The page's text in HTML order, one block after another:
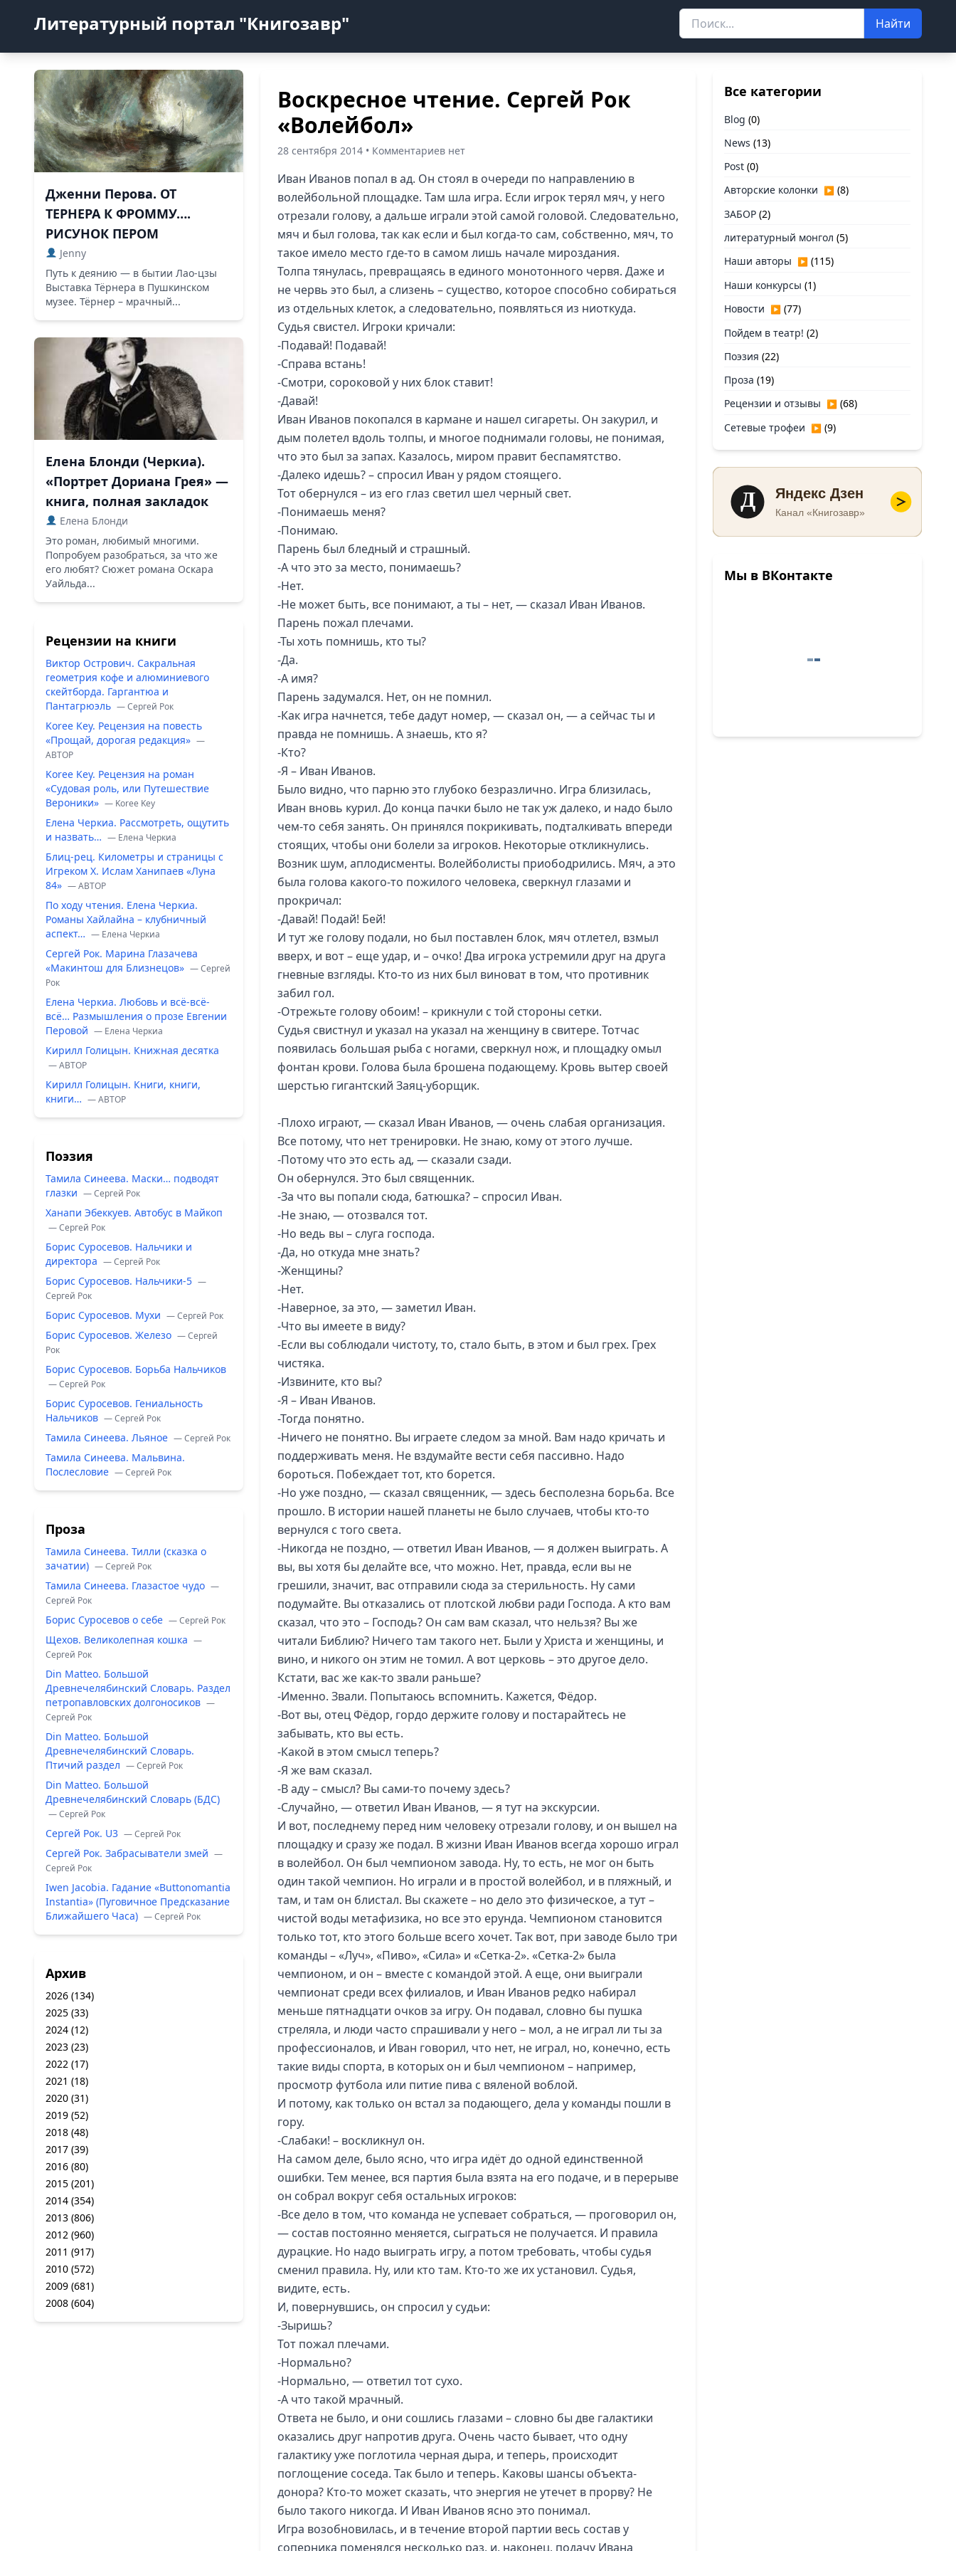
Литературный портал "Книгозавр" Найти
Дженни Перова. ОТ
ТЕРНЕРА К ФРОММУ….
РИСУНОК ПЕРОМ
Jenny
Путь к деянию — в бытии Лао-цзы
Выставка Тёрнера в Пушкинском
музее. Тёрнер – мрачный...
Елена Блонди (Черкиа).
«Портрет Дориана Грея» —
книга, полная закладок
Елена Блонди
Это роман, любимый многими.
Попробуем разобраться, за что же
его любят? Сюжет романа Оскара
Уайльда...
Рецензии на книги
Виктор Острович. Сакральная
геометрия кофе и алюминиевого
скейтборда. Гаргантюа и
Пантагрюэль — Сергей Рок
Koree Key. Рецензия на повесть
«Прощай, дорогая редакция» —
ABTOP
Koree Key. Рецензия на роман
«Судовая роль, или Путешествие
Вероники» — Koree Key
Елена Черкиа. Рассмотреть, ощутить
и назвать… — Елена Черкиа
Блиц-рец. Километры и страницы с
Игреком Х. Ислам Ханипаев «Луна
84» — ABTOP
По ходу чтения. Елена Черкиа.
Романы Хайлайна – клубничный
аспект… — Елена Черкиа
Сергей Рок. Марина Глазачева
«Макинтош для Близнецов» — Сергей
Рок
Елена Черкиа. Любовь и всё-всё-
всё… Размышления о прозе Евгении
Перовой — Елена Черкиа
Кирилл Голицын. Книжная десятка
— ABTOP
Кирилл Голицын. Книги, книги,
книги… — ABTOP
Поэзия
Тамила Синеева. Маски… подводят
глазки — Сергей Рок
Ханапи Эбеккуев. Автобус в Майкоп
— Сергей Рок
Борис Суросевов. Нальчики и
директора — Сергей Рок
Борис Суросевов. Нальчики-5 —
Сергей Рок
Борис Суросевов. Мухи — Сергей Рок
Борис Суросевов. Железо — Сергей
Рок
Борис Суросевов. Борьба Нальчиков
— Сергей Рок
Борис Суросевов. Гениальность
Нальчиков — Сергей Рок
Тамила Синеева. Льяное — Сергей Рок
Тамила Синеева. Мальвина.
Послесловие — Сергей Рок
Проза
Тамила Синеева. Тилли (сказка о
зачатии) — Сергей Рок
Тамила Синеева. Глазастое чудо —
Сергей Рок
Борис Суросевов о себе — Сергей Рок
Щехов. Великолепная кошка —
Сергей Рок
Din Matteo. Большой
Древнечелябинский Словарь. Раздел
петропавловских долгоносиков —
Сергей Рок
Din Matteo. Большой
Древнечелябинский Словарь.
Птичий раздел — Сергей Рок
Din Matteo. Большой
Древнечелябинский Словарь (БДС)
— Сергей Рок
Сергей Рок. U3 — Сергей Рок
Сергей Рок. Забрасыватели змей —
Сергей Рок
Iwen Jacobia. Гадание «Buttonomantia
Instantia» (Пуговичное Предсказание
Ближайшего Часа) — Сергей Рок
Архив
2026 (134)
2025 (33)
2024 (12)
2023 (23)
2022 (17)
2021 (18)
2020 (31)
2019 (52)
2018 (48)
2017 (39)
2016 (80)
2015 (201)
2014 (354)
2013 (806)
2012 (960)
2011 (917)
2010 (572)
2009 (681)
2008 (604)
Воскресное чтение. Сергей Рок
«Волейбол»
28 сентября 2014 • Комментариев нет
Иван Иванов попал в ад. Он стоял в очереди по направлению в
волейбольной площадке. Там шла игра. Если игрок терял мяч, у него
отрезали голову, а дальше играли этой самой головой. Следовательно,
мяч и был голова, так как если и был когда-то сам, собственно, мяч, то
такое имело место где-то в самом лишь начале мироздания.
Толпа тянулась, превращаясь в единого монотонного червя. Даже и
не червь это был, а слизень – существо, которое способно собираться
из отдельных клеток, а следовательно, появляться из ниоткуда.
Судья свистел. Игроки кричали:
-Подавай! Подавай!
-Справа встань!
-Смотри, сороковой у них блок ставит!
-Давай!
Иван Иванов покопался в кармане и нашел сигареты. Он закурил, и
дым полетел вдоль толпы, и многое поднимали головы, не понимая,
что это был за запах. Казалось, миром правит беспамятство.
-Далеко идешь? – спросил Иван у рядом стоящего.
Тот обернулся – из его глаз светил шел черный свет.
-Понимаешь меня?
-Понимаю.
Парень был бледный и страшный.
-А что это за место, понимаешь?
-Нет.
-Не может быть, все понимают, а ты – нет, — сказал Иван Иванов.
Парень пожал плечами.
-Ты хоть помнишь, кто ты?
-Да.
-А имя?
Парень задумался. Нет, он не помнил.
-Как игра начнется, тебе дадут номер, — сказал он, — а сейчас ты и
правда не помнишь. А знаешь, кто я?
-Кто?
-Я – Иван Иванов.
Было видно, что парню это глубоко безразлично. Игра близилась,
Иван вновь курил. До конца пачки было не так уж далеко, и надо было
чем-то себя занять. Он принялся покрикивать, подталкивать впереди
стоящих, чтобы они болели за игроков. Некоторые откликнулись.
Возник шум, аплодисменты. Волейболисты приободрились. Мяч, а это
была голова какого-то пожилого человека, сверкнул глазами и
прокричал:
-Давай! Подай! Бей!
И тут же голову подали, но был поставлен блок, мяч отлетел, взмыл
вверх, и вот – еще удар, и – очко! Два игрока устремили друг на друга
гневные взгляды. Кто-то из них был виноват в том, что противник
забил гол.
-Отрежьте голову обоим! – крикнули с той стороны сетки.
Судья свистнул и указал на указал на женщину в свитере. Тотчас
появилась большая рыба с ногами, сверкнул нож, и площадку омыл
фонтан крови. Голова была брошена подающему. Кровь вытер своей
шерстью гигантский Заяц-уборщик.
-Плохо играют, — сказал Иван Иванов, — очень слабая организация.
Все потому, что нет тренировки. Не знаю, кому от этого лучше.
-Потому что это есть ад, — сказали сзади.
Он обернулся. Это был священник.
-За что вы попали сюда, батюшка? – спросил Иван.
-Не знаю, — отозвался тот.
-Но ведь вы – слуга господа.
-Да, но откуда мне знать?
-Женщины?
-Нет.
-Наверное, за это, — заметил Иван.
-Что вы имеете в виду?
-Если вы соблюдали чистоту, то, стало быть, в этом и был грех. Грех
чистяка.
-Извините, кто вы?
-Я – Иван Иванов.
-Тогда понятно.
-Ничего не понятно. Вы играете следом за мной. Вам надо кричать и
поддерживать меня. Не вздумайте вести себя пассивно. Надо
бороться. Побеждает тот, кто борется.
-Но уже поздно, — сказал священник, — здесь бесполезна борьба. Все
прошло. В истории нашей планеты не было случаев, чтобы кто-то
вернулся с того света.
-Никогда не поздно, — ответил Иван Иванов, — я должен выиграть. А
вы, вы хотя бы делайте все, что можно. Нет, правда, если вы не
грешили, значит, вас отправили сюда за стерильность. Ну сами
подумайте. Вы отказались от плотской любви ради Господа. А кто вам
сказал, что это – Господь? Он сам вам сказал, что нельзя? Вы же
читали Библию? Ничего там такого нет. Были у Христа и женщины, и
вино, и никого он этим не томил. А вот церковь – это другое дело.
Кстати, вас же как-то звали раньше?
-Именно. Звали. Попытаюсь вспомнить. Кажется, Фёдор.
-Вот вы, отец Фёдор, гордо держите голову и постарайтесь не
забывать, кто вы есть.
-Какой в этом смысл теперь?
-Я же вам сказал.
-В аду – смысл? Вы сами-то почему здесь?
-Случайно, — ответил Иван Иванов, — я тут на экскурсии.
И вот, последнему перед ним человеку отрезали голову, и он вышел на
площадку и сразу же подал. В жизни Иван Иванов всегда хорошо играл
в волейбол. Он был чемпионом завода. Ну, то есть, не мог он быть
один такой чемпион. Но играли и в простой волейбол, и в пляжный, и
там, и там он блистал. Вы скажете – но дело это физическое, а тут –
чистой воды метафизика, но все это ерунда. Чемпионом становится
только тот, кто этого больше всего хочет. Так вот, при заводе было три
команды – «Луч», «Пиво», «Сила» и «Сетка-2». «Сетка-2» была
чемпионом, и он – вместе с командой этой. А еще, они выиграли
чемпионат среди всех филиалов, и Иван Иванов редко набирал
меньше пятнадцати очков за игру. Он подавал, словно бы пушка
стреляла, и люди часто спрашивали у него – мол, а не играл ли ты за
профессионалов, и Иван говорил, что нет, не играл, но, конечно, есть
такие виды спорта, в которых он и был чемпионом – например,
просмотр футбола или питие пива с вяленой воблой.
И потому, как только он встал за подающего, дела у команды пошли в
гору.
-Слабаки! – воскликнул он.
На самом деле, было ясно, что игра идёт до одной единственной
ошибки. Тем менее, вся партия была взята на его подаче, и в перерыве
он собрал вокруг себя остальных игроков:
-Все дело в том, что команда не успевает собраться, — проговорил он,
— состав постоянно меняется, сыграться не получается. И правила
дурацкие. Но надо выиграть игру, а потом требовать, чтобы судья
сменил правила. Ну, или кто там. Кто-то же их установил. Судья,
видите, есть.
И, повернувшись, он спросил у судьи:
-Зыришь?
Тот пожал плечами.
-Нормально?
-Нормально, — ответил тот сухо.
-А что такой мрачный.
Ответа не было, и они сошлись глазами – словно бы две галактики
оказались друг напротив друга. Очень часто бывает, что одну
галактику уже поглотила черная дыра, и теперь, происходит
поглощение соседа. Так было и теперь. Каковы шансы объекта-
донора? Кто-то может сказать, что энергия не утечет в прорву? Не
было такого никогда. И Иван Иванов ясно это понимал.
Игра возобновилась, и в течение второй партии весь состав у
соперника поменялся несколько раз, и, наконец, подачу Ивана
Все категории
Blog (0)
News (13)
Post (0)
Авторские колонки ▶ (8)
ЗАБОР (2)
литературный монгол (5)
Наши авторы ▶ (115)
Наши конкурсы (1)
Новости ▶ (77)
Пойдем в театр! (2)
Поэзия (22)
Проза (19)
Рецензии и отзывы ▶ (68)
Сетевые трофеи ▶ (9)
Д Яндекс Дзен
Канал «Книгозавр»
Мы в ВКонтакте